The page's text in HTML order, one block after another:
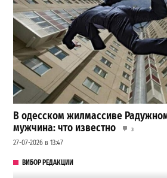
В одесском жилмассиве
мужчина: что известно
3
27-07-2026 в 13:47
ВИБОР РЕДАКЦИИ